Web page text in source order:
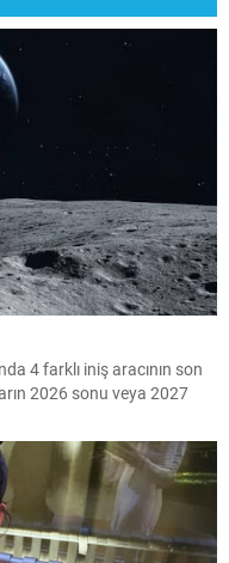
4 farklı iniş aracının son
2026 sonu veya 2027